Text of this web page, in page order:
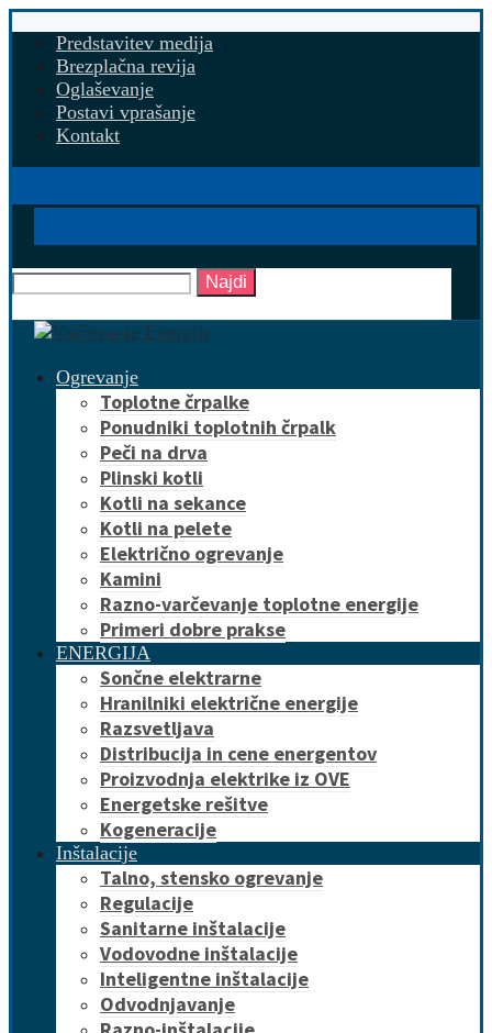
Predstavitev medija
Brezplačna revija
Oglaševanje
Postavi vprašanje
Kontakt
Najdi
Ogrevanje
Toplotne črpalke
Ponudniki toplotnih črpalk
Peči na drva
Plinski kotli
Kotli na sekance
Kotli na pelete
Električno ogrevanje
Kamini
Razno-varčevanje toplotne energije
Primeri dobre prakse
ENERGIJA
Sončne elektrarne
Hranilniki električne energije
Razsvetljava
Distribucija in cene energentov
Proizvodnja elektrike iz OVE
Energetske rešitve
Kogeneracije
Inštalacije
Talno, stensko ogrevanje
Regulacije
Sanitarne inštalacije
Vodovodne inštalacije
Inteligentne inštalacije
Odvodnjavanje